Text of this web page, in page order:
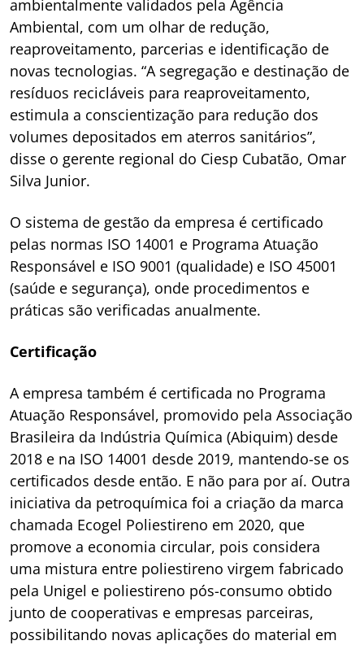
ambientalmente validados pela Agência
Ambiental, com um olhar de redução,
reaproveitamento, parcerias e identificação de
novas tecnologias. “A segregação e destinação de
resíduos recicláveis para reaproveitamento,
estimula a conscientização para redução dos
volumes depositados em aterros sanitários”,
disse o gerente regional do Ciesp Cubatão, Omar
Silva Junior.
O sistema de gestão da empresa é certificado
pelas normas ISO 14001 e Programa Atuação
Responsável e ISO 9001 (qualidade) e ISO 45001
(saúde e segurança), onde procedimentos e
práticas são verificadas anualmente.
Certificação
A empresa também é certificada no Programa
Atuação Responsável, promovido pela Associação
Brasileira da Indústria Química (Abiquim) desde
2018 e na ISO 14001 desde 2019, mantendo-se os
certificados desde então. E não para por aí. Outra
iniciativa da petroquímica foi a criação da marca
chamada Ecogel Poliestireno em 2020, que
promove a economia circular, pois considera
uma mistura entre poliestireno virgem fabricado
pela Unigel e poliestireno pós-consumo obtido
junto de cooperativas e empresas parceiras,
possibilitando novas aplicações do material em